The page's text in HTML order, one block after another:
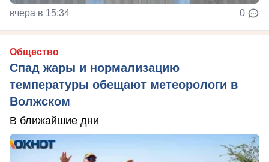
вчера в 15:34 0
Общество
Спад жары и нормализацию
температуры обещают метеорологи в
Волжском
В ближайшие дни